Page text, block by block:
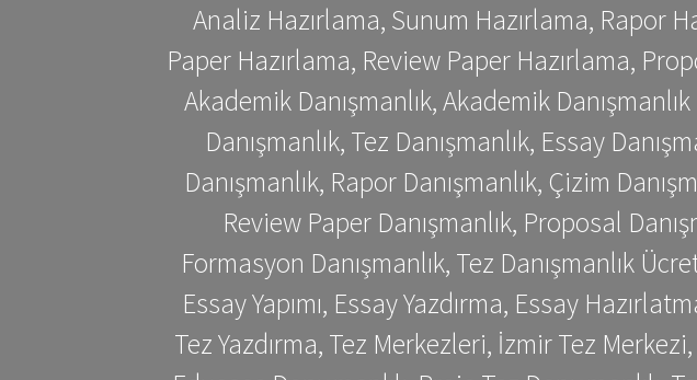
Analiz Hazırlama, Sunum Hazırlama, Rapor
Paper Hazırlama, Review Paper Hazırlama,
Akademik Danışmanlık, Akademik
Danışmanlık, Tez Danışmanlık, Essay
Danışmanlık, Rapor Danışmanlık, Çizim
Review Paper Danışmanlık, Proposal
Formasyon Danışmanlık, Tez Danışmanlık
Essay Yapımı, Essay Yazdırma, Essay
Tez Yazdırma, Tez Merkezleri, İzmir Tez